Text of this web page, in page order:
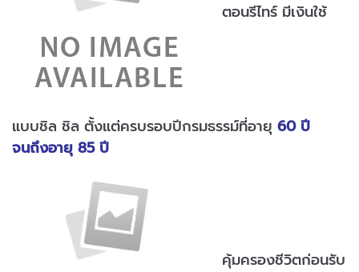
ตอนรีไทร์ มีเงินใช้
แบบชิล ชิล ตั้งแต่ครบรอบปีกรมธรรม์ที่อายุ 60 ปี
จนถึงอายุ 85 ปี
คุ้มครองชีวิตก่อนรับ